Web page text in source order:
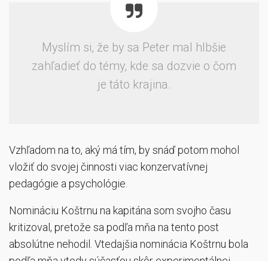
Myslím si, že by sa Peter mal hlbšie
zahľadieť do témy, kde sa dozvie o čom
je táto krajina.
Vzhľadom na to, aký má tím, by snáď potom mohol
vložiť do svojej činnosti viac konzervatívnej
pedagógie a psychológie.
Nomináciu Koštrnu na kapitána som svojho času
kritizoval, pretože sa podľa mňa na tento post
absolútne nehodil. Vtedajšia nominácia Koštrnu bola